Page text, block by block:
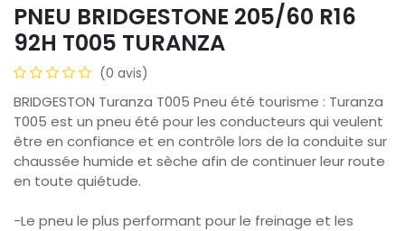
PNEU BRIDGESTONE 205/60 R16
92H T005 TURANZA
(0 avis)
BRIDGESTON Turanza T005 Pneu été tourisme : Turanza
T005 est un pneu été pour les conducteurs qui veulent
être en confiance et en contrôle lors de la conduite sur
chaussée humide et sèche afin de continuer leur route
en toute quiétude.
-Le pneu le plus performant pour le freinage et les